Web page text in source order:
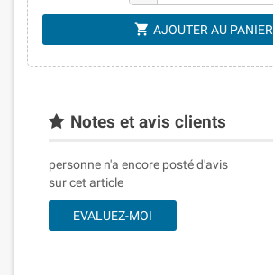
shopping_cart AJOUTER AU PANIER
Notes et avis clients
personne n'a encore posté d'avis
sur cet article
EVALUEZ-MOI